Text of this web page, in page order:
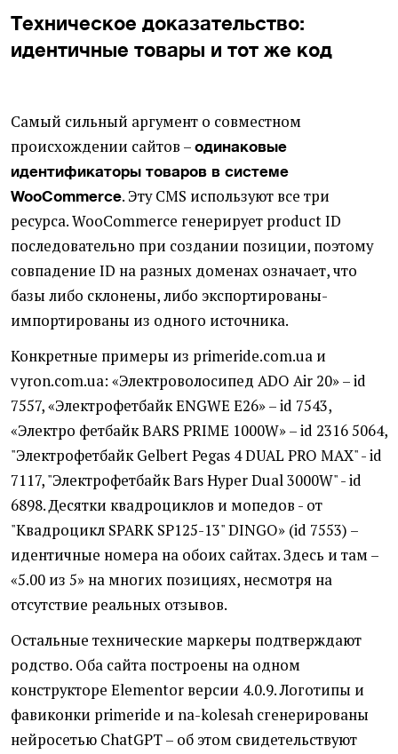
Техническое доказательство:
идентичные товары и тот же код
Самый сильный аргумент о совместном
происхождении сайтов – одинаковые
идентификаторы товаров в системе
WooCommerce. Эту CMS используют все три
ресурса. WooCommerce генерирует product ID
последовательно при создании позиции, поэтому
совпадение ID на разных доменах означает, что
базы либо склонены, либо экспортированы-
импортированы из одного источника.
Конкретные примеры из primeride.com.ua и
vyron.com.ua: «Электроволосипед ADO Air 20» – id
7557, «Электрофетбайк ENGWE E26» – id 7543,
«Электро фетбайк BARS PRIME 1000W» – id 2316 5064,
"Электрофетбайк Gelbert Pegas 4 DUAL PRO MAX" - id
7117, "Электрофетбайк Bars Hyper Dual 3000W" - id
6898. Десятки квадроциклов и мопедов - от
"Квадроцикл SPARK SP125-13" DINGO» (id 7553) –
идентичные номера на обоих сайтах. Здесь и там –
«5.00 из 5» на многих позициях, несмотря на
отсутствие реальных отзывов.
Остальные технические маркеры подтверждают
родство. Оба сайта построены на одном
конструкторе Elementor версии 4.0.9. Логотипы и
фавиконки primeride и na-kolesah сгенерированы
нейросетью ChatGPT – об этом свидетельствуют